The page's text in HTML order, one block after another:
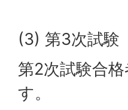
(3) 第3次試験
第2次試験合
す。